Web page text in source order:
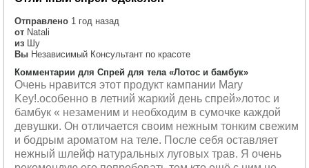
Отправлено 1 год назад
от Natali
из Шу
Вы Независимый Консультант по красоте
Комментарии для Спрей для тела «Лотос и бамбук»
Очень нравится этот продукт кампании Mary
Key!.особенно в летний жаркий день спрей»лотос и
бамбук « незаменим и необходим в сумочке каждой
девушки. Он отличается своим нежным тонким свежим
и бодрым ароматом на теле. После себя оставляет
нежный шлейф натуральных луговых трав. Я очень